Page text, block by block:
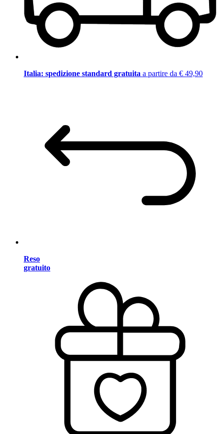
Italia: spedizione standard gratuita a partire da € 49,90
Reso
gratuito